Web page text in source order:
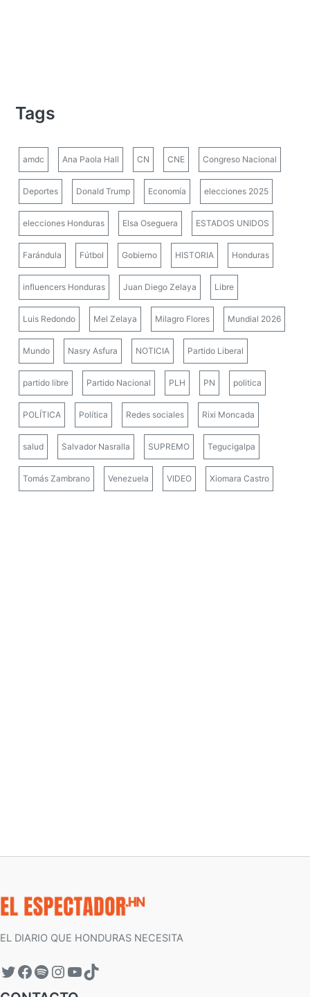
Tags
amdc Ana Paola Hall CN CNE Congreso Nacional
Deportes Donald Trump Economía elecciones 2025
elecciones Honduras Elsa Oseguera ESTADOS UNIDOS
Farándula Fútbol Gobierno HISTORIA Honduras
influencers Honduras Juan Diego Zelaya Libre
Luis Redondo Mel Zelaya Milagro Flores Mundial 2026
Mundo Nasry Asfura NOTICIA Partido Liberal
partido libre Partido Nacional PLH PN politica
POLÍTICA Política Redes sociales Rixi Moncada
salud Salvador Nasralla SUPREMO Tegucigalpa
Tomás Zambrano Venezuela VIDEO Xiomara Castro
EL DIARIO QUE HONDURAS NECESITA